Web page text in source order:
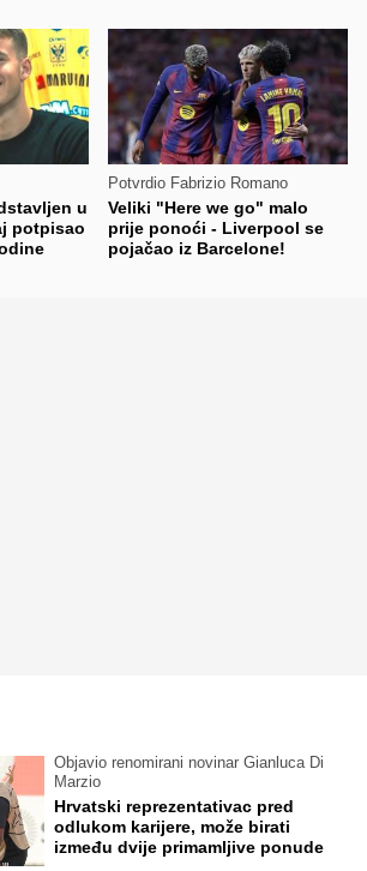
u
potpisao
Potvrdio Fabrizio Romano
Veliki "Here we go" malo
prije ponoći - Liverpool se
pojačao iz Barcelone!
Objavio renomirani novinar Gianluca Di
Marzio
Hrvatski reprezentativac pred
odlukom karijere, može birati
između dvije primamljive ponude